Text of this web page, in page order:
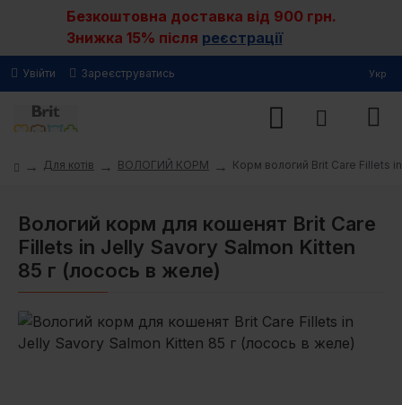
Безкоштовна доставка від 900 грн.
Знижка 15% після реєстрації
Увійти Зареєструватись Укр
Для котів ВОЛОГИЙ КОРМ Корм вологий Brit Care Fillets
Вологий корм для кошенят Brit Care
Fillets in Jelly Savory Salmon Kitten
85 г (лосось в желе)